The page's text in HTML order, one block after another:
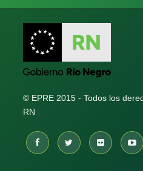
© EPRE 2015 - Todos los
RN